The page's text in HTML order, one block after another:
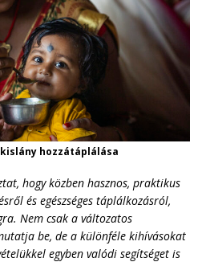
hozzátáplálása
hogy közben hasznos, praktikus
és egészséges táplálkozásról,
Nem csak a változatos
be, de a különféle kihívásokat
egyben valódi segítséget is